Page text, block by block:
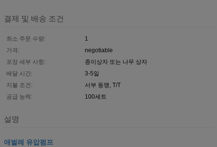
결제 및 배송 조건
최소 주문 수량:
1
가격:
negotiable
포장 세부 사항:
종이상자 또는 나무 상자
배달 시간:
3-5일
지불 조건:
서부 동맹, T/T
공급 능력:
100세트
설명
애벌레 유압펌프